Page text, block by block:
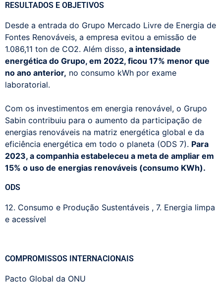
RESULTADOS E OBJETIVOS
Desde a entrada do Grupo Mercado Livre de Energia de
Fontes Renováveis, a empresa evitou a emissão de
1.086,11 ton de CO2. Além disso, a intensidade
energética do Grupo, em 2022, ficou 17% menor que
no ano anterior, no consumo kWh por exame
laboratorial.
Com os investimentos em energia renovável, o Grupo
Sabin contribuiu para o aumento da participação de
energias renováveis na matriz energética global e da
eficiência energética em todo o planeta (ODS 7). Para
2023, a companhia estabeleceu a meta de ampliar em
15% o uso de energias renováveis (consumo KWh).
ODS
12. Consumo e Produção Sustentáveis , 7. Energia limpa
e acessível
COMPROMISSOS INTERNACIONAIS
Pacto Global da ONU